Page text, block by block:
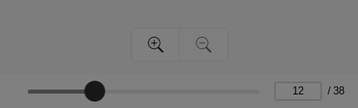
/ 38